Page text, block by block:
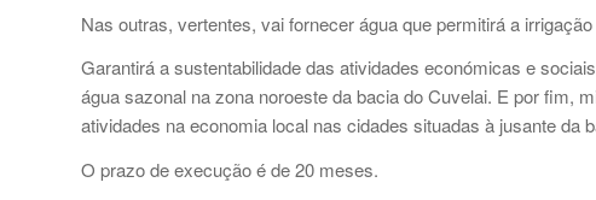
Nas outras, vertentes, vai fornecer água que permitirá a
Garantirá a sustentabilidade das atividades económicas e
água sazonal na zona noroeste da bacia do Cuvelai. E por fim,
atividades na economia local nas cidades situadas à jusante da
O prazo de execução é de 20 meses.